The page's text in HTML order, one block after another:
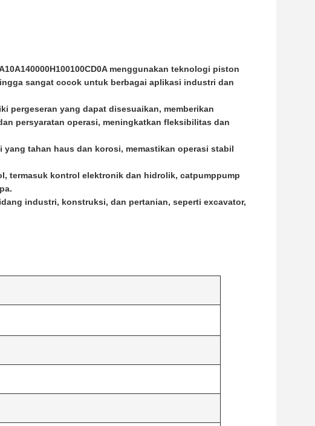
menggunakan teknologi piston
sangat cocok untuk berbagai aplikasi industri dan
pergeseran yang dapat disesuaikan, memberikan
persyaratan operasi, meningkatkan fleksibilitas dan
tahan haus dan korosi, memastikan operasi stabil
termasuk kontrol elektronik dan hidrolik, catpumppump
industri, konstruksi, dan pertanian, seperti excavator,